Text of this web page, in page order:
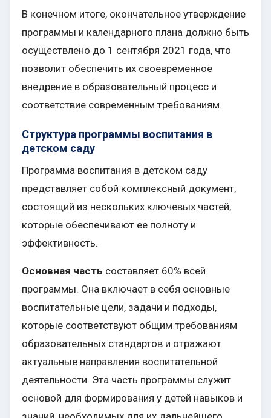
В конечном итоге, окончательное утверждение
программы и календарного плана должно быть
осуществлено до 1 сентября 2021 года, что
позволит обеспечить их своевременное
внедрение в образовательный процесс и
соответствие современным требованиям.
Структура программы воспитания в
детском саду
Программа воспитания в детском саду
представляет собой комплексный документ,
состоящий из нескольких ключевых частей,
которые обеспечивают ее полноту и
эффективность.
Основная часть составляет 60% всей
программы. Она включает в себя основные
воспитательные цели, задачи и подходы,
которые соответствуют общим требованиям
образовательных стандартов и отражают
актуальные направления воспитательной
деятельности. Эта часть программы служит
основой для формирования у детей навыков и